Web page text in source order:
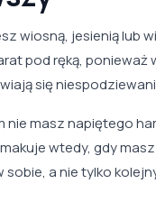
wiosną, jesienią lub
pod ręką,
się
masz napiętego
wtedy, gdy
a nie tylko